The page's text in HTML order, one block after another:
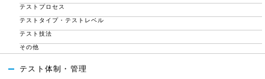
テストプロセス
テストタイプ・テストレベル
テスト技法
その他
テスト体制・管理